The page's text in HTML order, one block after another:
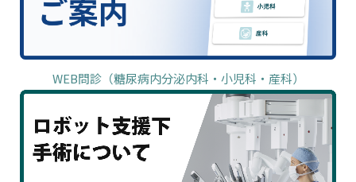
WEB問診（糖尿病内分泌内科・小児科・産科）